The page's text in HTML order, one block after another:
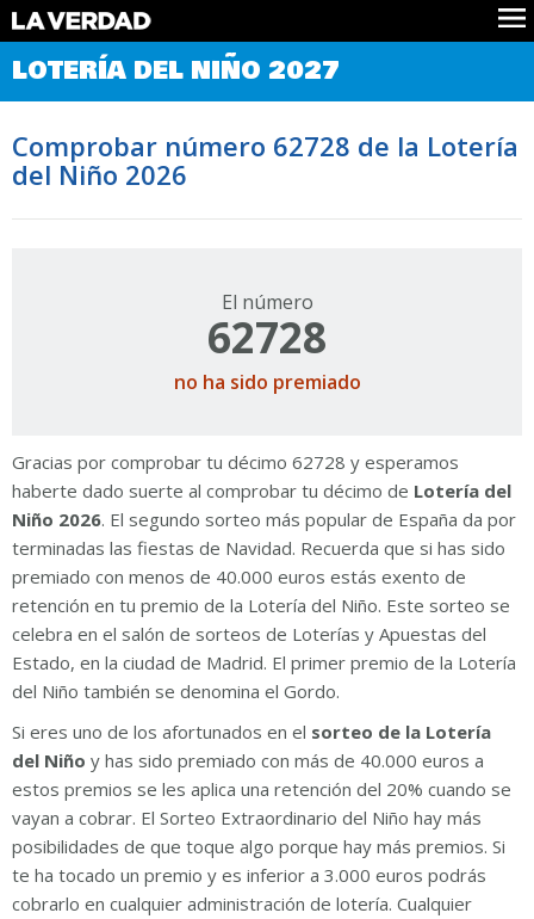
Comprobar Loteria del Niño
Premios
Noticias
Datos
Historia
LOTERÍA DEL NIÑO 2027
Comprobar número 62728 de la Lotería
del Niño 2026
El número
62728
no ha sido premiado
Gracias por comprobar tu décimo 62728 y esperamos
haberte dado suerte al comprobar tu décimo de Lotería del
Niño 2026. El segundo sorteo más popular de España da por
terminadas las fiestas de Navidad. Recuerda que si has sido
premiado con menos de 40.000 euros estás exento de
retención en tu premio de la Lotería del Niño. Este sorteo se
celebra en el salón de sorteos de Loterías y Apuestas del
Estado, en la ciudad de Madrid. El primer premio de la Lotería
del Niño también se denomina el Gordo.
Si eres uno de los afortunados en el sorteo de la Lotería
del Niño y has sido premiado con más de 40.000 euros a
estos premios se les aplica una retención del 20% cuando se
vayan a cobrar. El Sorteo Extraordinario del Niño hay más
posibilidades de que toque algo porque hay más premios. Si
te ha tocado un premio y es inferior a 3.000 euros podrás
cobrarlo en cualquier administración de lotería. Cualquier